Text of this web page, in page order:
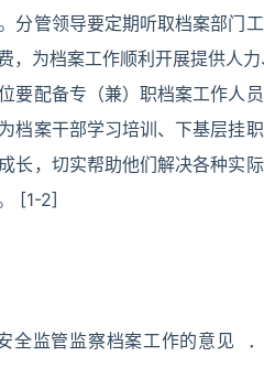
分管领导要定期听取档案部门
为档案工作顺利开展提供人力
要配备专（兼）职档案工作人
档案干部学习培训、下基层挂
长，切实帮助他们解决各种实
[1-2]
全监管监察档案工作的意见